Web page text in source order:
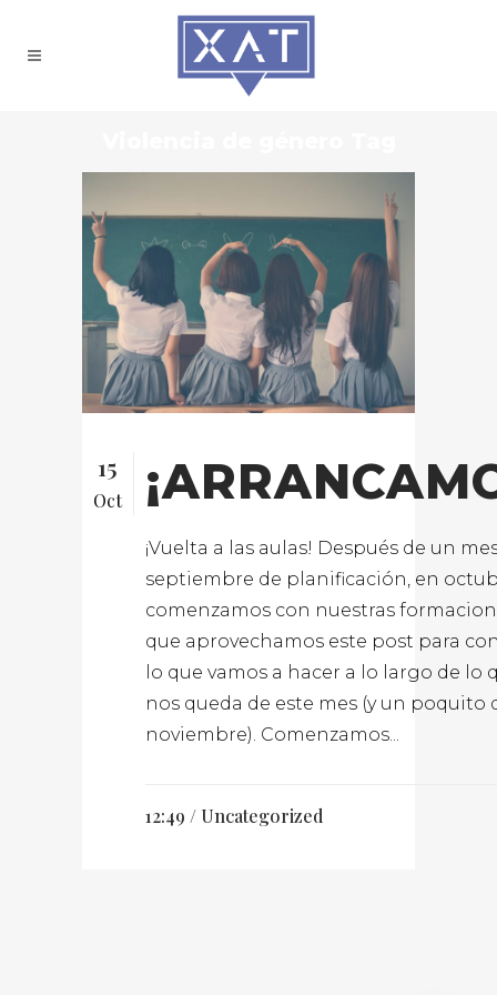
15
Oct
¡Vuelta a las aulas! Después de un
septiembre de planificación, en
comenzamos con nuestras
que aprovechamos este post para
lo que vamos a hacer a lo largo de lo
nos queda de este mes (y un poquito
noviembre). Comenzamos...
12:49 / Uncategorized